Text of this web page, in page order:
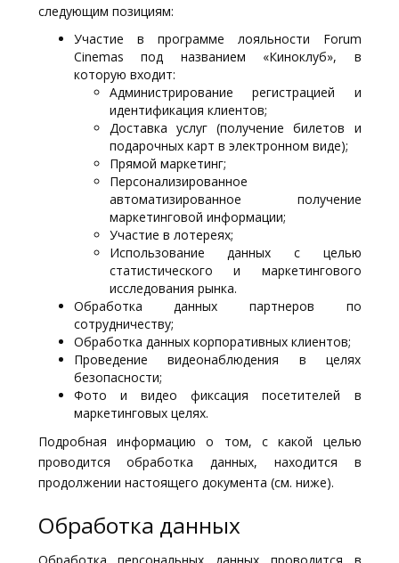
следующим позициям:
Участие в программе лояльности Forum
Cinemas под названием «Киноклуб», в
которую входит:
Администрирование регистрацией и
идентификация клиентов;
Доставка услуг (получение билетов и
подарочных карт в электронном виде);
Прямой маркетинг;
Персонализированное
автоматизированное получение
маркетинговой информации;
Участие в лотереях;
Использование данных с целью
статистического и маркетингового
исследования рынка.
Обработка данных партнеров по
сотрудничеству;
Обработка данных корпоративных клиентов;
Проведение видеонаблюдения в целях
безопасности;
Фото и видео фиксация посетителей в
маркетинговых целях.
Подробная информацию о том, с какой целью
проводится обработка данных, находится в
продолжении настоящего документа (см. ниже).
Обработка данных